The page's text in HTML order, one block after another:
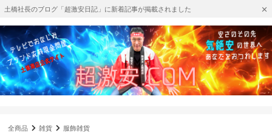
土橋社長のブログ「超激安日記」に新着記事が掲載されました
全商品 雑貨 服飾雑貨